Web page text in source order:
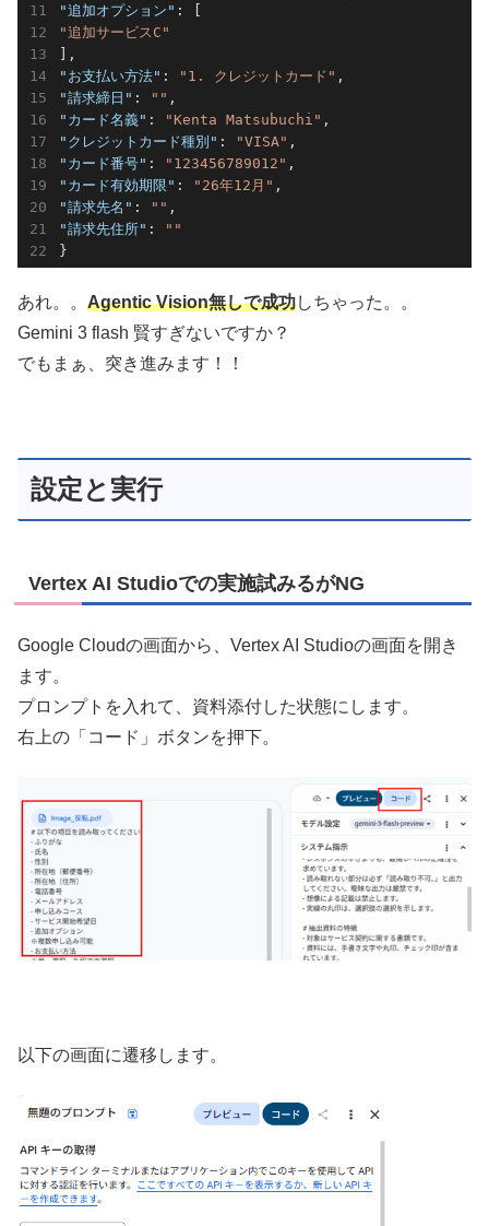
"追加オプション"
"追加サービスC"
"お支払い方法" : "1. クレジットカード"
"請求締日" : ""
"カード名義" : "Kenta Matsubuchi"
"クレジットカード種別" : "VISA"
"カード番号" : "123456789012"
"カード有効期限" : "26年12月"
"請求先名" : ""
"請求先住所" :
""
}
あれ。。 Agentic Vision無しで成功しちゃった。。
Gemini 3 flash 賢すぎないですか？
でもまぁ、突き進みます！！
設定と実行
Vertex AI Studioでの実施試みるがNG
Google Cloudの画面から、Vertex AI Studioの画面を開き
ます。
プロンプトを入れて、資料添付した状態にします。
右上の「コード」ボタンを押下。
以下の画面に遷移します。